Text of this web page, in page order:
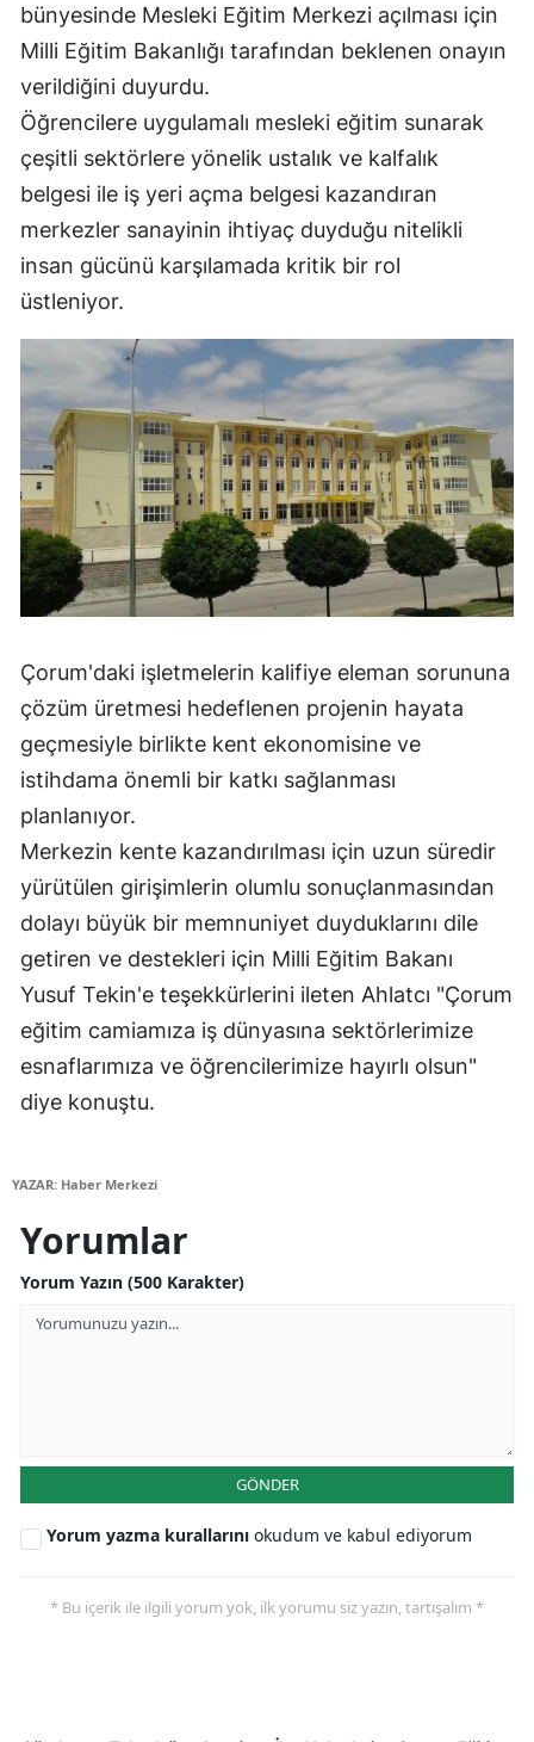
Hakkari
Isparta
Mersin
İstanbul
İzmir
Kastamonu
Kayseri
Kırklareli
Kırşehir
Kocaeli
Konya
Malatya
Manisa
Mardin
Muğla
Muş
Nevşehir
Trabzon
Van
bünyesinde Mesleki Eğitim Merkezi açılması için
Milli Eğitim Bakanlığı tarafından beklenen onayın
verildiğini duyurdu.
Öğrencilere uygulamalı mesleki eğitim sunarak
çeşitli sektörlere yönelik ustalık ve kalfalık
belgesi ile iş yeri açma belgesi kazandıran
merkezler sanayinin ihtiyaç duyduğu nitelikli
insan gücünü karşılamada kritik bir rol
üstleniyor.
Çorum'daki işletmelerin kalifiye eleman sorununa
çözüm üretmesi hedeflenen projenin hayata
geçmesiyle birlikte kent ekonomisine ve
istihdama önemli bir katkı sağlanması
planlanıyor.
Merkezin kente kazandırılması için uzun süredir
yürütülen girişimlerin olumlu sonuçlanmasından
dolayı büyük bir memnuniyet duyduklarını dile
getiren ve destekleri için Milli Eğitim Bakanı
Yusuf Tekin'e teşekkürlerini ileten Ahlatcı "Çorum
eğitim camiamıza iş dünyasına sektörlerimize
esnaflarımıza ve öğrencilerimize hayırlı olsun"
diye konuştu.
YAZAR: Haber Merkezi
Yorumlar
Yorum Yazın (500 Karakter)
GÖNDER
Yorum yazma kurallarını okudum ve kabul ediyorum
* Bu içerik ile ilgili yorum yok, ilk yorumu siz yazın, tartışalım *